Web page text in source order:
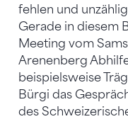
fehlen und
Gerade in diesem
Meeting vom
Arenenberg
beispielsweise
Bürgi das
des